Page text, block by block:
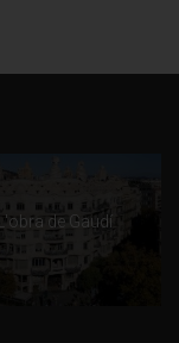
L'obra de Gaudí